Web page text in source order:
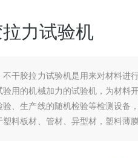
力试验机
不干胶拉力试验机是用来对材料进
验用的机械加力的试验机，为材料
验、生产线的随机检验等检测设备
塑料板材、管材、异型材，塑料薄